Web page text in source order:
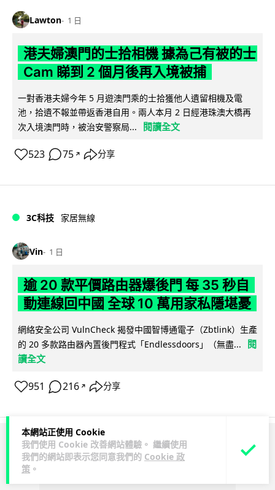
本網站正使用 Cookie
我們使用 Cookie 改善網站體驗。 繼續使用
我們的網站即表示您同意我們的 Cookie 政
策 。
Lawton 1 日
港夫婦澳門的士拾相機 據為己有被的士
Cam 睇到 2 個月後再入境被捕
一對香港夫婦今年 5 月遊澳門乘的士拾獲他人遺留相機及電
池，拾遺不報並帶返香港自用。兩人本月 2 日經港珠澳大橋再
次入境澳門時，被治安警察局...
閱讀全文
523 75 ↗ 分享
3C科技 家居無線
Vin 1 日
逾 20 款平價路由器爆後門 每 35 秒自
動連線回中國 全球 10 萬用家私隱堪憂
網絡安全公司 VulnCheck 揭發中國智博通電子（Zbtlink）生產
的 20 多款路由器內置後門程式「Endlessdoors」（無盡...
閱
讀全文
951 216 ↗ 分享
ADVERTISEMENT